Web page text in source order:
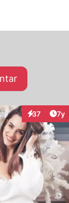
37 7y